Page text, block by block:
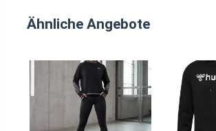
Ähnliche Angebote